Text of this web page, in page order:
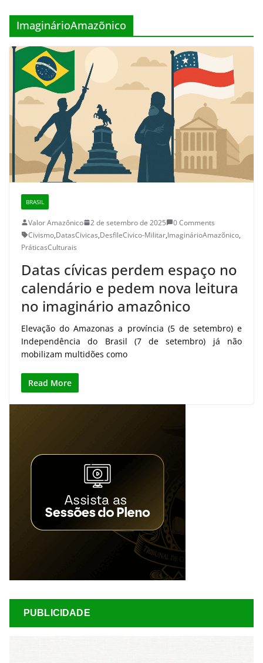
ImaginárioAmazõnico
BRASIL
Valor Amazônico 2 de setembro de 2025
0 Comments
Civismo,DatasCivicas,DesfileCivico-Militar,ImaginárioAmazõnico,
PráticasCulturais
Datas cívicas perdem espaço no
calendário e pedem nova leitura
no imaginário amazônico
Elevação do Amazonas a província (5 de setembro) e
Independência do Brasil (7 de setembro) já não
mobilizam multidões como
Read More
PUBLICIDADE